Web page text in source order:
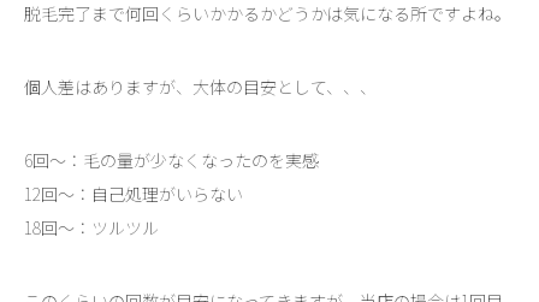
脱毛完了まで何回くらいかかるかどうかは気になる所ですよね。
個人差はありますが、大体の目安として、、、
6回～：毛の量が少なくなったのを実感
12回～：自己処理がいらない
18回～：ツルツル